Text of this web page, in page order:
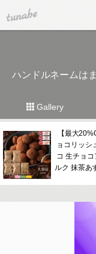
tuna.be
ハンドルネームは
Gallery
【最大
ョコリッシ
コ 生チョコ
ルク 抹茶あ